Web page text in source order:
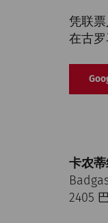
凭联
在古
卡农
2405